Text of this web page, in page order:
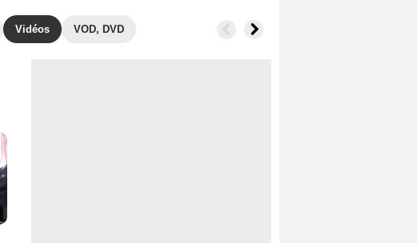
Vidéos VOD, DVD